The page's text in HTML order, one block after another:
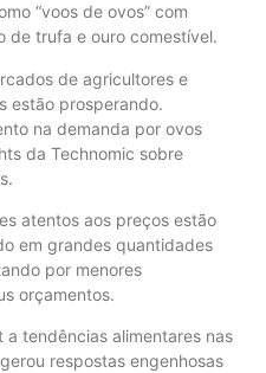
“voos de ovos” com
de trufa e ouro comestível.
de agricultores e
estão prosperando.
na demanda por ovos
da Technomic sobre
atentos aos preços estão
em grandes quantidades
por menores
orçamentos.
a tendências alimentares nas
respostas engenhosas